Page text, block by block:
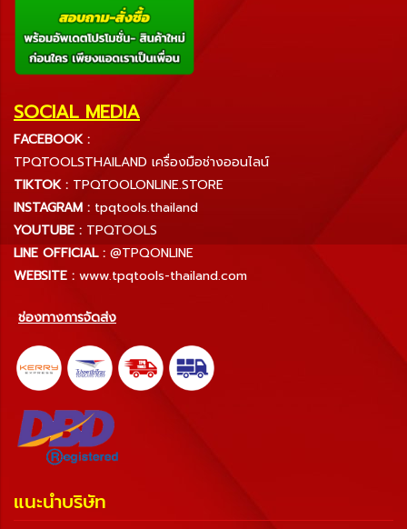
SOCIAL MEDIA
FACEBOOK :
TPQTOOLSTHAILAND เครื่องมือช่างออนไลน์
TIKTOK : TPQTOOLONLINE.STORE
INSTAGRAM : tpqtools.thailand
YOUTUBE : TPQTOOLS
LINE OFFICIAL : @TPQONLINE
WEBSITE : www.tpqtools-thailand.com
ช่องทางการจัดส่ง
แนะนำบริษัท